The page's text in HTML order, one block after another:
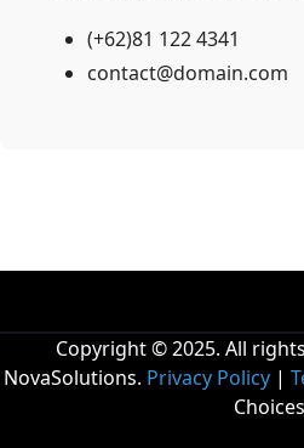
(+62)81 122 4341
contact@domain.com
Copyright © 2025. All
NovaSolutions. Privacy Policy |
Choices